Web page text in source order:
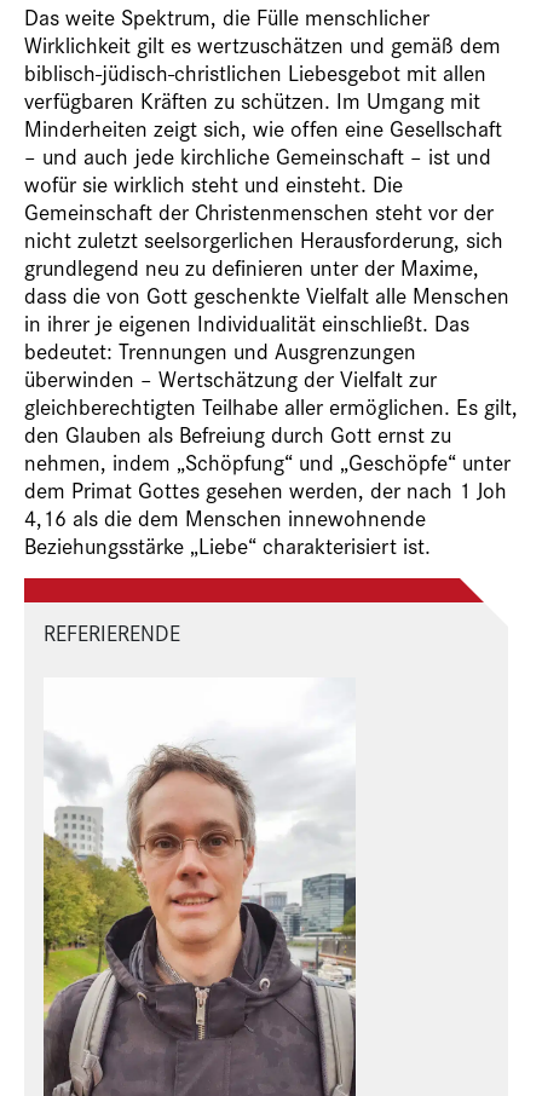
Das weite Spektrum, die Fülle menschlicher
Wirklichkeit gilt es wertzuschätzen und gemäß dem
biblisch-jüdisch-christlichen Liebesgebot mit allen
verfügbaren Kräften zu schützen. Im Umgang mit
Minderheiten zeigt sich, wie offen eine Gesellschaft
– und auch jede kirchliche Gemeinschaft – ist und
wofür sie wirklich steht und einsteht. Die
Gemeinschaft der Christenmenschen steht vor der
nicht zuletzt seelsorgerlichen Herausforderung, sich
grundlegend neu zu definieren unter der Maxime,
dass die von Gott geschenkte Vielfalt alle Menschen
in ihrer je eigenen Individualität einschließt. Das
bedeutet: Trennungen und Ausgrenzungen
überwinden – Wertschätzung der Vielfalt zur
gleichberechtigten Teilhabe aller ermöglichen. Es gilt,
den Glauben als Befreiung durch Gott ernst zu
nehmen, indem „Schöpfung“ und „Geschöpfe“ unter
dem Primat Gottes gesehen werden, der nach 1 Joh
4,16 als die dem Menschen innewohnende
Beziehungsstärke „Liebe“ charakterisiert ist.
REFERIERENDE